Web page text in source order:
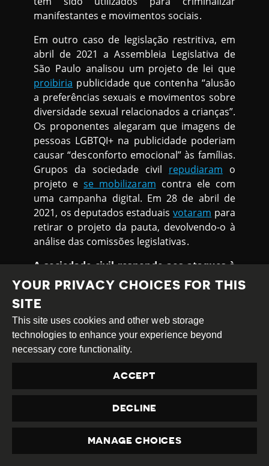
manifestantes e movimentos sociais.
Em outro caso de legislação restritiva, em
abril de 2021 a Assembleia Legislativa de
São Paulo analisou um projeto de lei que
proibiria publicidade que contenha “alusão
a preferências sexuais e movimentos sobre
diversidade sexual relacionados a crianças”.
Os proponentes alegaram que imagens de
pessoas LGBTQI+ na publicidade poderiam
causar “desconforto emocional” às famílias.
Grupos da sociedade civil repudiaram o
projeto ese mobilizaram contra ele com
uma campanha digital. Em 28 de abril de
2021, os deputados estaduaisvotaram para
retirar o projeto da pauta, devolvendo-o à
análise das comissões legislativas.
A sociedade civil responde aos ataques à
liberdade de expressão
Em um desenvolvimento positivo, a
sociedade civil se mobilizou contra o
assédio judicial. A AssociaçãoBrasileira de
Imprensa(ABI)entrou
inconstitucionalidade junto ao STF para
coibir o abuso de ações judiciais contra
jornalistas e empresas de mídia.
Enquanto isso,a Associação Brasileira de
Jornalismo Investigativo(ABRAJI)lançouum
programa para garantir assistência jurídica
a jornalistas que, em razão do seu trabalho,
PRIVACY
YOUR PRIVACY CHOICES FOR THIS
SITE
This site uses cookies and other web storage
technologies to enhance your experience beyond
necessary core functionality.
ACCEPT
DECLINE
MANAGE CHOICES